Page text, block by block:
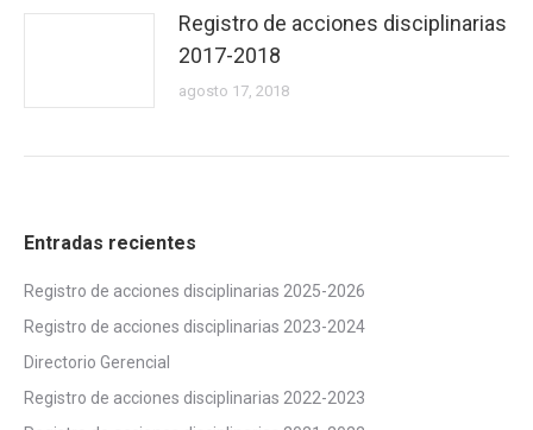
Registro de acciones disciplinarias
2017-2018
agosto 17, 2018
Entradas recientes
Registro de acciones disciplinarias 2025-2026
Registro de acciones disciplinarias 2023-2024
Directorio Gerencial
Registro de acciones disciplinarias 2022-2023